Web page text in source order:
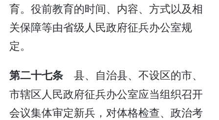
育。役前教育的时间、内容、方式以及相
关保障等由省级人民政府征兵办公室规
定。
第二十七条 县、自治县、不设区的市、
市辖区人民政府征兵办公室应当组织召开
会议集体审定新兵，对体格检查、政治考